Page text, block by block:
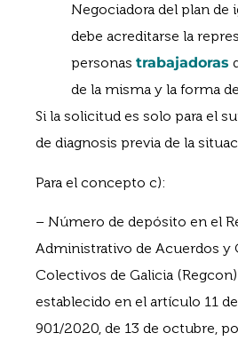
Negociadora del plan de
debe acreditarse la
personas trabajadoras
de la misma y la forma
Si la solicitud es solo para el
de diagnosis previa de la
Para el concepto c):
– Número de depósito en el
Administrativo de Acuerdos y
Colectivos de Galicia
establecido en el artículo 11
901/2020, de 13 de octubre,